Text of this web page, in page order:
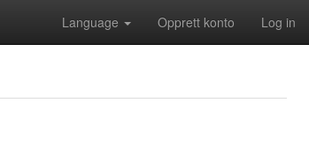
Language Opprett konto Log in